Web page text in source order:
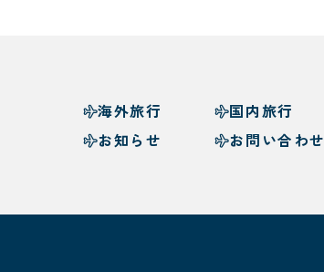
海外旅行 国内旅行
お知らせ
お問い合わせ